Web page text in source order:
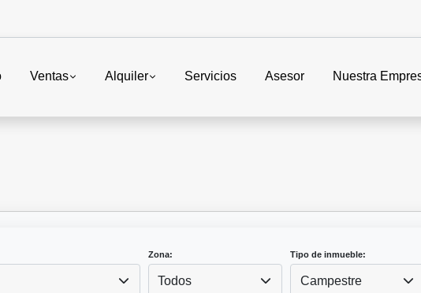
Ventas Alquiler Servicios Asesor Nuestra
Zona:
Todos
Tipo de inmueble:
Campestre